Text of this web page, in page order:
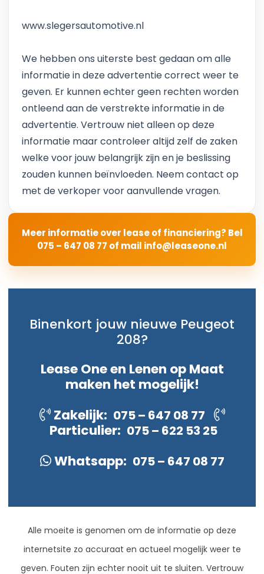
www.slegersautomotive.nl
We hebben ons uiterste best gedaan om alle
informatie in deze advertentie correct weer te
geven. Er kunnen echter geen rechten worden
ontleend aan de verstrekte informatie in de
advertentie. Vertrouw niet alleen op deze
informatie maar controleer altijd zelf de zaken
welke voor jouw belangrijk zijn en je beslissing
zouden kunnen beïnvloeden. Neem contact op
met de verkoper voor aanvullende vragen.
Meer informatie over lease of financiering? Bel
075 – 647 08 77 of mail info@leaseone.nl
Binenkort jouw nieuwe Peugeot
208?
Lease One en Lenen op Maat
maken het mogelijk!
Zakelijk: 075 – 647 08 77
Particulier: 075 – 622 53 25
Whatsapp: 075 – 647 08 77
Alle moeite is genomen om de informatie op deze
internetsite zo accuraat en actueel mogelijk weer te
geven. Fouten zijn echter nooit uit te sluiten. Vertrouw